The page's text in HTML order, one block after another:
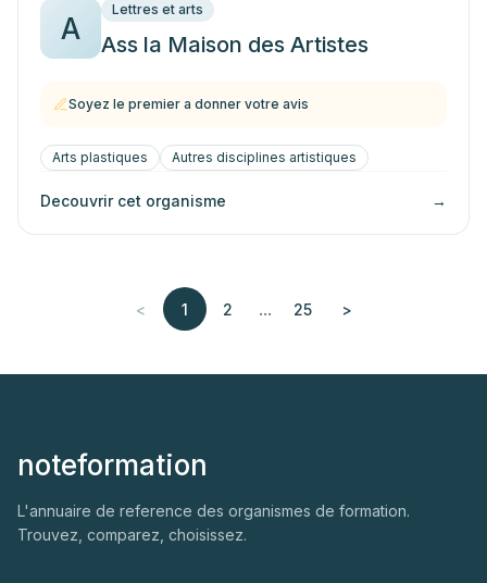
A
Lettres et arts
Ass la Maison des Artistes
Soyez le premier a donner votre avis
Arts plastiques Autres disciplines artistiques
Decouvrir cet organisme →
< 1 2 ... 25 >
noteformation
L'annuaire de reference des organismes de formation.
Trouvez, comparez, choisissez.